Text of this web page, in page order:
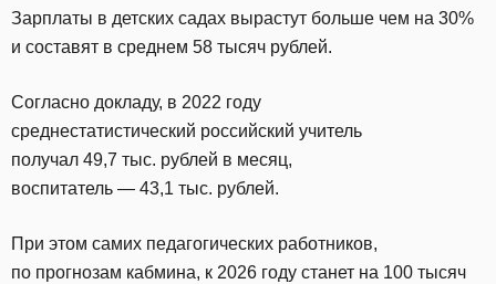
Зарплаты в детских садах вырастут больше чем на 30%
и составят в среднем 58 тысяч рублей.
Согласно докладу, в 2022 году
среднестатистический российский учитель
получал 49,7 тыс. рублей в месяц,
воспитатель — 43,1 тыс. рублей.
При этом самих педагогических работников,
по прогнозам кабмина, к 2026 году станет на 100 тысяч